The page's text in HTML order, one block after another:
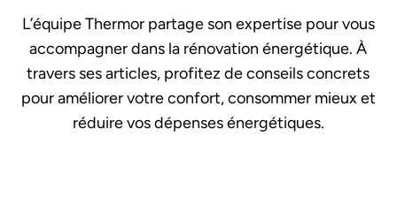
L’équipe Thermor partage son expertise pour vous
accompagner dans la rénovation énergétique. À
travers ses articles, profitez de conseils concrets
pour améliorer votre confort, consommer mieux et
réduire vos dépenses énergétiques.